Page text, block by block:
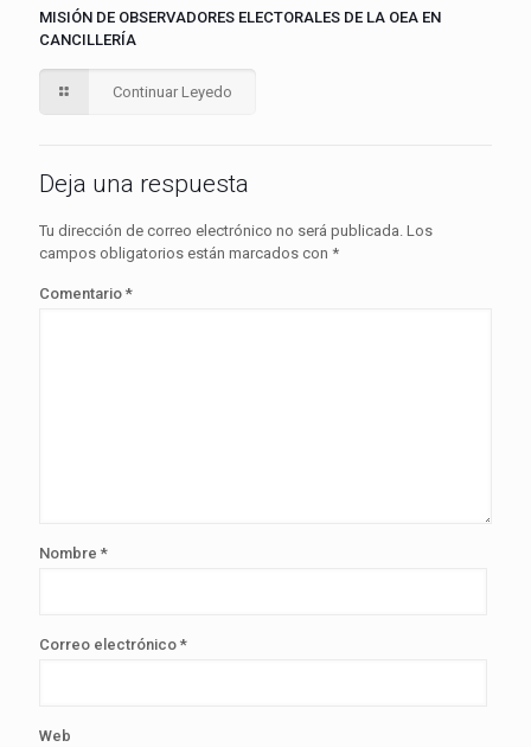
MISIÓN DE OBSERVADORES ELECTORALES DE LA OEA EN
CANCILLERÍA
Continuar Leyedo
Deja una respuesta
Tu dirección de correo electrónico no será publicada. Los
campos obligatorios están marcados con *
Comentario *
Nombre *
Correo electrónico *
Web